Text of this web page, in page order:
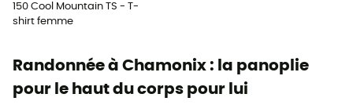
150 Cool Mountain TS - T-
shirt femme
Randonnée à Chamonix : la panoplie
pour le haut du corps pour lui